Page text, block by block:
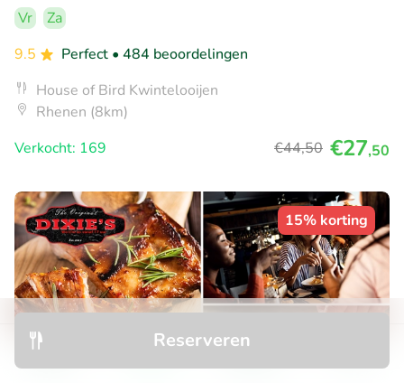
Reserveren
Vr
Za
9.5
Perfect • 484 beoordelingen
House of Bird Kwintelooijen
Rhenen (8km)
Verkocht: 169
€44,50 €27,50
15% korting